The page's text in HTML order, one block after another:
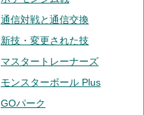
通信対戦と通信交換
新技・変更された技
マスタートレーナーズ
モンスターボール Plus
GOパーク